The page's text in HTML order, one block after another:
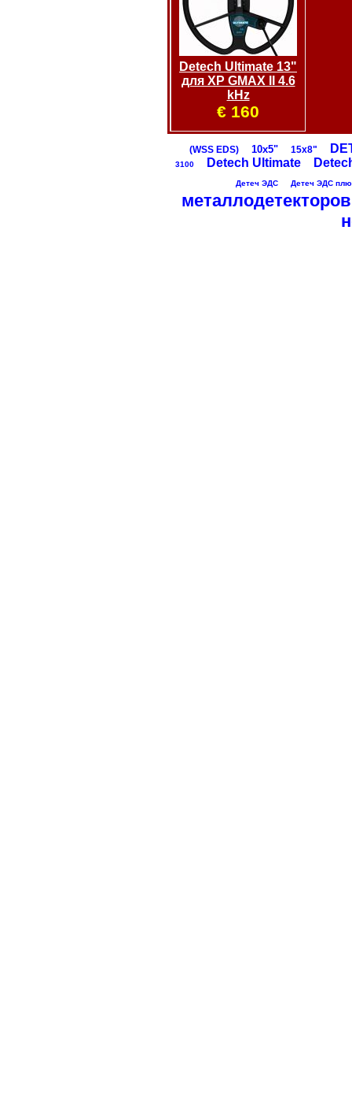
Detech Ultimate 13"
для XP GMAX II 4.6
kHz
€ 160
(WSS EDS) 10х5" 15х8"
3100 Detech Ultimate
Детеч ЭДС Детеч ЭДС
металлодетекторов